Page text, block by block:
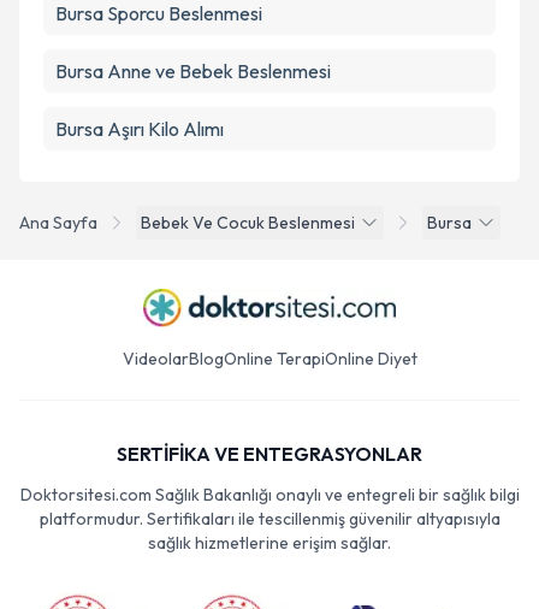
Ana Sayfa Bebek Ve Cocuk Beslenmesi Bursa
Bursa Sporcu Beslenmesi
Bursa Anne ve Bebek Beslenmesi
Bursa Aşırı Kilo Alımı
VideolarBlogOnline TerapiOnline Diyet
SERTİFİKA VE ENTEGRASYONLAR
Doktorsitesi.com Sağlık Bakanlığı onaylı ve entegreli bir sağlık bilgi
platformudur. Sertifikaları ile tescillenmiş güvenilir altyapısıyla
sağlık hizmetlerine erişim sağlar.